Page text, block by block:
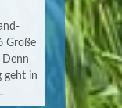
Große
Denn
geht in